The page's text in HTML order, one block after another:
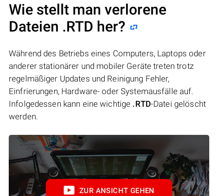
Wie stellt man verlorene
Dateien .RTD her?
Während des Betriebs eines Computers, Laptops oder
anderer stationärer und mobiler Geräte treten trotz
regelmäßiger Updates und Reinigung Fehler,
Einfrierungen, Hardware- oder Systemausfälle auf.
Infolgedessen kann eine wichtige .RTD-Datei gelöscht
werden.
ZUR ANSICHT GEHEN